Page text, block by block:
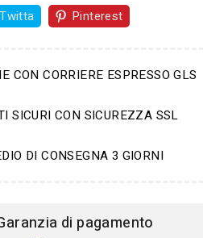
Twitta Pinterest
CON CORRIERE ESPRESSO GLS
SICURI CON SICUREZZA SSL
DI CONSEGNA 3 GIORNI
di pagamento